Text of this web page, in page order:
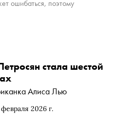
ошибаться, поэтому
2026 г.
стала шестой
Алиса Лью